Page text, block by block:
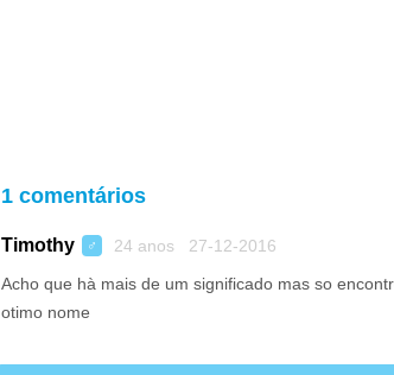
1 comentários
Timothy ♂ 24 anos 27-12-2016
Acho que hà mais de um significado mas so
otimo nome